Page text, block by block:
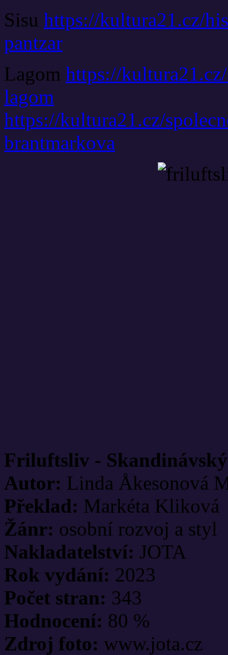
Sisu https://kultura21.cz/
pantzar
Lagom https://
lagom
https://kultura21.cz/
brantmarkova
Friluftsliv -
Autor: Linda Åkesonová
Překlad: Markéta Kliková
Žánr: osobní rozvoj a styl
Nakladatelství: JOTA
Rok vydání: 2023
Počet stran: 343
Hodnocení: 80 %
Zdroj foto: www.jota.cz